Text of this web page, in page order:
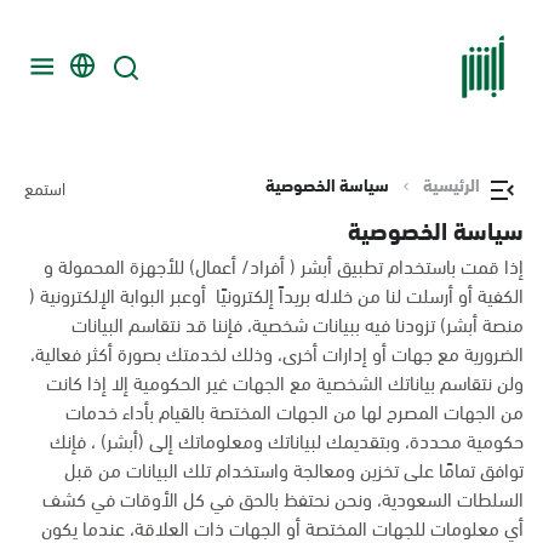
الرئيسية سياسة الخصوصية استمع
سياسة الخصوصية
إذا قمت باستخدام تطبيق أبشر ( أفراد/ أعمال) للأجهزة المحمولة و
الكفية أو أرسلت لنا من خلاله بريداً إلكترونيًا أوعبر البوابة الإلكترونية (
منصة أبشر) تزودنا فيه ببيانات شخصية، فإننا قد نتقاسم البيانات
الضرورية مع جهات أو إدارات أخرى، وذلك لخدمتك بصورة أكثر فعالية،
ولن نتقاسم بياناتك الشخصية مع الجهات غير الحكومية إلا إذا كانت
من الجهات المصرح لها من الجهات المختصة بالقيام بأداء خدمات
حكومية محددة، وبتقديمك لبياناتك ومعلوماتك إلى (أبشر) ، فإنك
توافق تمامًا على تخزين ومعالجة واستخدام تلك البيانات من قبل
السلطات السعودية، ونحن نحتفظ بالحق في كل الأوقات في كشف
أي معلومات للجهات المختصة أو الجهات ذات العلاقة، عندما يكون